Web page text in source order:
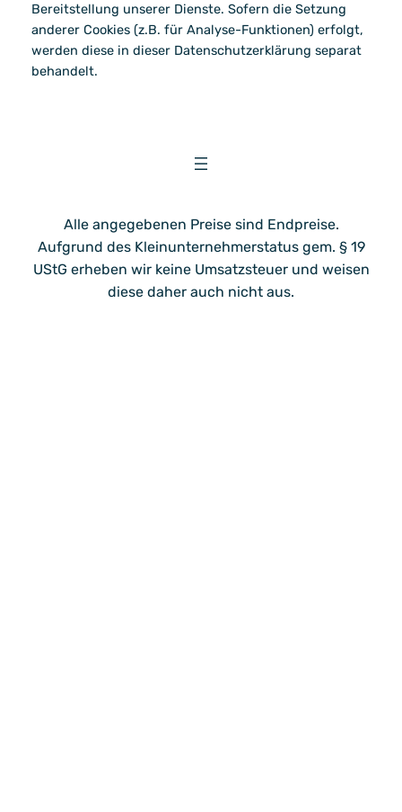
Bereitstellung unserer Dienste. Sofern die Setzung
anderer Cookies (z.B. für Analyse-Funktionen) erfolgt,
werden diese in dieser Datenschutzerklärung separat
behandelt.
Alle angegebenen Preise sind Endpreise.
Aufgrund des Kleinunternehmerstatus gem. § 19
UStG erheben wir keine Umsatzsteuer und weisen
diese daher auch nicht aus.